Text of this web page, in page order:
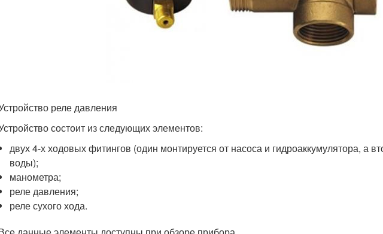
реле давления
состоит из следующих элементов:
двух 4-х ходовых фитингов (один монтируется от насоса и гидроаккумулятора, а
воды);
манометра;
реле давления;
реле сухого хода.